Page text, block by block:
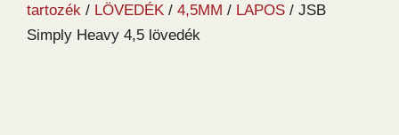
tartozék / LÖVEDÉK / 4,5MM / LAPOS / JSB
Simply Heavy 4,5 lövedék